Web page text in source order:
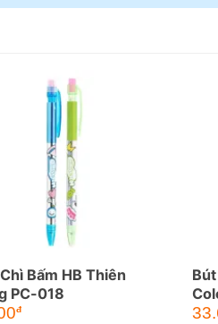
Bấm HB Thiên
PC-018
đ